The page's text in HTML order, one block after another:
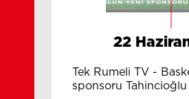
22
Tek Rumeli TV -
sponsoru Tahincioğlu